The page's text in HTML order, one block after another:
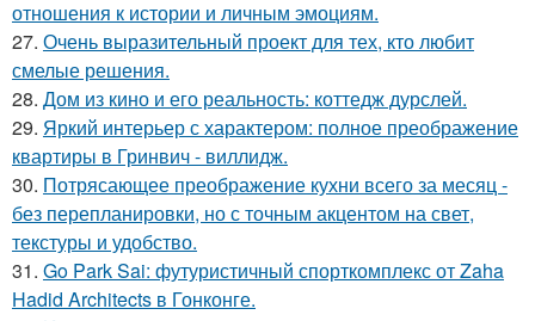
отношения к истории и личным эмоциям.
27. Очень выразительный проект для тех, кто любит
смелые решения.
28. Дом из кино и его реальность: коттедж дурслей.
29. Яркий интерьер с характером: полное преображение
квартиры в Гринвич - виллидж.
30. Потрясающее преображение кухни всего за месяц -
без перепланировки, но с точным акцентом на свет,
текстуры и удобство.
31. Go Park Sai: футуристичный спорткомплекс от Zaha
Hadid Architects в Гонконге.